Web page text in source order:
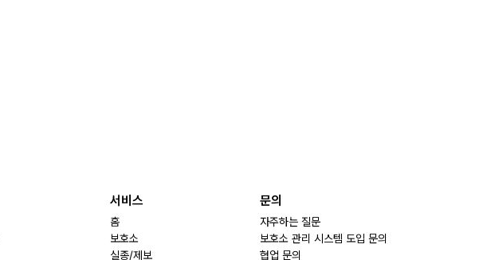
서비스
홈
보호소
실종/제보
문의
자주하는 질문
보호소 관리 시스템 도입 문의
협업 문의